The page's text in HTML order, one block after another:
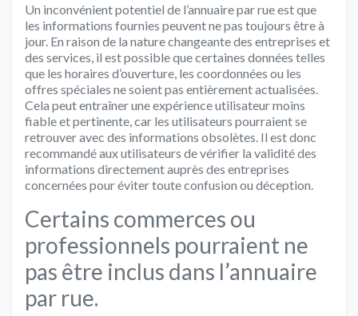
Un inconvénient potentiel de l’annuaire par rue est que
les informations fournies peuvent ne pas toujours être à
jour. En raison de la nature changeante des entreprises et
des services, il est possible que certaines données telles
que les horaires d’ouverture, les coordonnées ou les
offres spéciales ne soient pas entièrement actualisées.
Cela peut entraîner une expérience utilisateur moins
fiable et pertinente, car les utilisateurs pourraient se
retrouver avec des informations obsolètes. Il est donc
recommandé aux utilisateurs de vérifier la validité des
informations directement auprès des entreprises
concernées pour éviter toute confusion ou déception.
Certains commerces ou
professionnels pourraient ne
pas être inclus dans l’annuaire
par rue.